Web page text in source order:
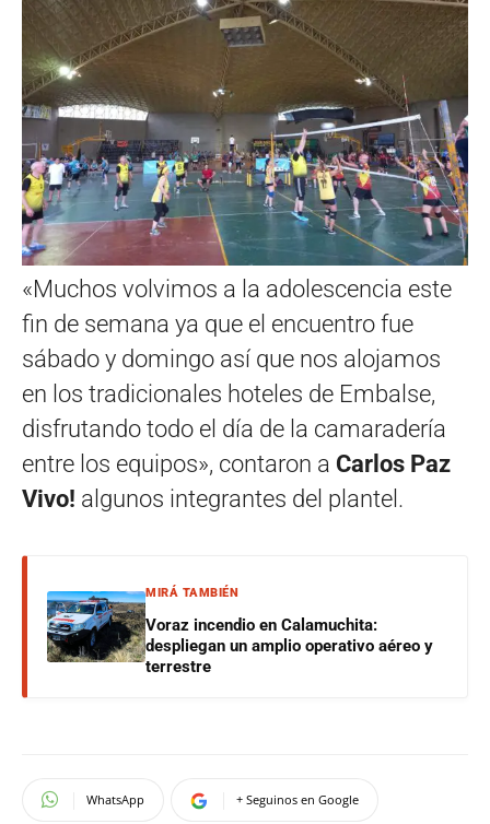
«Muchos volvimos a la adolescencia este
fin de semana ya que el encuentro fue
sábado y domingo así que nos alojamos
en los tradicionales hoteles de Embalse,
disfrutando todo el día de la camaradería
entre los equipos», contaron a Carlos Paz
Vivo! algunos integrantes del plantel.
MIRÁ TAMBIÉN
Voraz incendio en Calamuchita:
despliegan un amplio operativo aéreo y
terrestre
WhatsApp + Seguinos en Google